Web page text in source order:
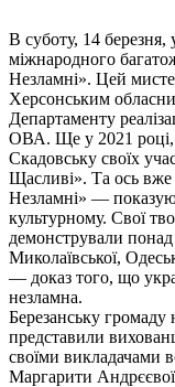
В суботу, 14 березня,
міжнародного
Незламні». Цей
Херсонським
Департаменту
ОВА. Ще у 2021 році,
Скадовську своїх
Щасливі». Та ось вже
Незламні» —
культурному. Свої
демонстрували понад
Миколаївської,
— доказ того, що
незламна.
Березанську
представили
своїми викладачами
Маргарити Андрєєвої